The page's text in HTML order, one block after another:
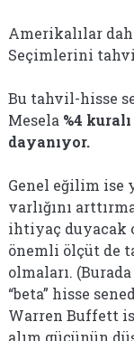
Amerikalılar
Seçimlerini
Bu tahvil-hisse
Mesela %4
dayanıyor.
Genel eğilim ise
varlığını
ihtiyaç duyacak
önemli ölçüt de
olmaları.
“beta” hisse
Warren Buffett
alım gücünün